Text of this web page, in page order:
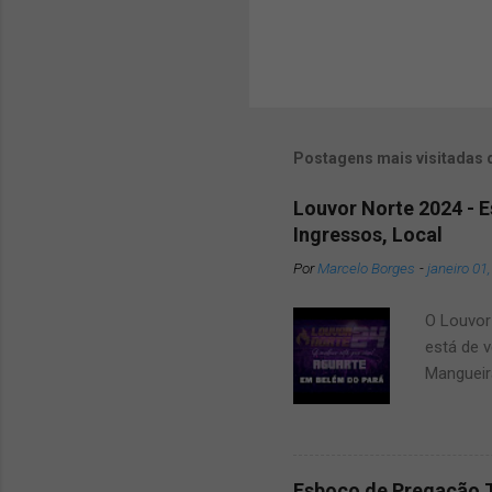
Postagens mais visitadas
Louvor Norte 2024 -
Ingressos, Local
PorMarcelo Borges -janeiro
O
está de
amigos